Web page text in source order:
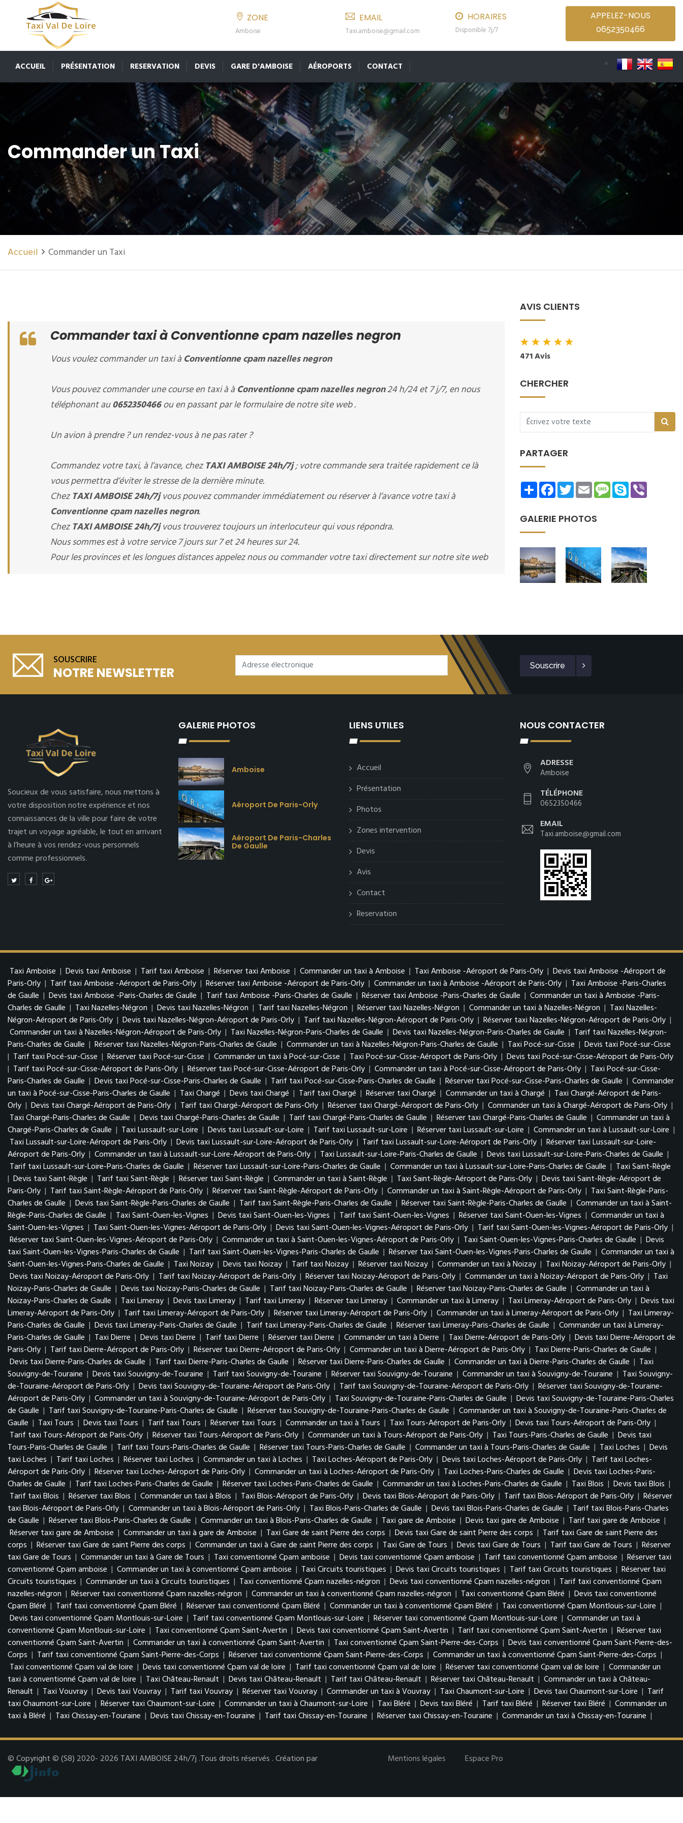
ZONE
Amboise
EMAIL
Taxi.amboise@gmail.com
HORAIRES
Disponible 7j/7
APPELEZ-NOUS
0652350466
ACCUEIL PRÉSENTATION RESERVATION DEVIS GARE D'AMBOISE AÉROPORTS CONTACT
Commander un Taxi
Accueil Commander un Taxi
Commander taxi à Conventionne cpam nazelles negron
Vous voulez commander un taxi àConventionne cpam nazelles negron
Vous pouvez commander une course en taxi à àConventionne cpam nazelles negron24 h/24 et 7 j/7, en nous
téléphonant au0652350466ou en passant par le formulaire de notre site web .
Un avion à prendre ? un rendez-vous à ne pas rater ?
Commandez votre taxi, à l’avance, chezTAXI AMBOISE 24h/7j; votre commande sera traitée rapidement ce là
vous permettra d’éviter le stresse de la dernière minute.
ChezTAXI AMBOISE 24h/7jvous pouvez commander immédiatement ou réserver à l’avance votre taxi à
Conventionne cpam nazelles negron.
ChezTAXI AMBOISE 24h/7jvous trouverez toujours un interlocuteur qui vous répondra.
Nous sommes est à votre service 7 jours sur 7 et 24 heures sur 24.
Pour les provinces et les longues distances appelez nous ou commander votre taxi directement sur notre site web
AVIS CLIENTS
★★★★★
471 Avis
CHERCHER
PARTAGER
ShareFacebookTwitterEmailMessage
Skype
GALERIE PHOTOS
SOUSCRIRE
NOTRE NEWSLETTER Souscrire
Soucieux de vous satisfaire, nous mettons à
votre disposition notre expérience et nos
connaissances de la ville pour faire de votre
trajet un voyage agréable, le tout en arrivant
à l’heure à vos rendez-vous personnels
comme professionnels.
GALERIE PHOTOS
Amboise
Aéroport De Paris-Orly
Aéroport De Paris-Charles
De Gaulle
LIENS UTILES
Accueil
Présentation
Photos
Zones intervention
Devis
Avis
Contact
Reservation
NOUS CONTACTER
ADRESSE
Amboise
TÉLÉPHONE
0652350466
EMAIL
Taxi.amboise@gmail.com
Taxi Amboise | Devis taxi Amboise | Tarif taxi Amboise | Réserver taxi Amboise | Commander un taxi à Amboise | Taxi Amboise -Aéroport de Paris-Orly | Devis taxi Amboise -Aéroport de
Paris-Orly | Tarif taxi Amboise -Aéroport de Paris-Orly | Réserver taxi Amboise -Aéroport de Paris-Orly | Commander un taxi à Amboise -Aéroport de Paris-Orly | Taxi Amboise -Paris-Charles
de Gaulle | Devis taxi Amboise -Paris-Charles de Gaulle | Tarif taxi Amboise -Paris-Charles de Gaulle | Réserver taxi Amboise -Paris-Charles de Gaulle | Commander un taxi à Amboise -Paris-
Charles de Gaulle | Taxi Nazelles-Négron | Devis taxi Nazelles-Négron | Tarif taxi Nazelles-Négron | Réserver taxi Nazelles-Négron | Commander un taxi à Nazelles-Négron | Taxi Nazelles-
Négron-Aéroport de Paris-Orly | Devis taxi Nazelles-Négron-Aéroport de Paris-Orly | Tarif taxi Nazelles-Négron-Aéroport de Paris-Orly | Réserver taxi Nazelles-Négron-Aéroport de Paris-Orly |
Commander un taxi à Nazelles-Négron-Aéroport de Paris-Orly | Taxi Nazelles-Négron-Paris-Charles de Gaulle | Devis taxi Nazelles-Négron-Paris-Charles de Gaulle | Tarif taxi Nazelles-Négron-
Paris-Charles de Gaulle | Réserver taxi Nazelles-Négron-Paris-Charles de Gaulle | Commander un taxi à Nazelles-Négron-Paris-Charles de Gaulle | Taxi Pocé-sur-Cisse | Devis taxi Pocé-sur-Cisse
| Tarif taxi Pocé-sur-Cisse | Réserver taxi Pocé-sur-Cisse | Commander un taxi à Pocé-sur-Cisse | Taxi Pocé-sur-Cisse-Aéroport de Paris-Orly | Devis taxi Pocé-sur-Cisse-Aéroport de Paris-Orly
| Tarif taxi Pocé-sur-Cisse-Aéroport de Paris-Orly | Réserver taxi Pocé-sur-Cisse-Aéroport de Paris-Orly | Commander un taxi à Pocé-sur-Cisse-Aéroport de Paris-Orly | Taxi Pocé-sur-Cisse-
Paris-Charles de Gaulle | Devis taxi Pocé-sur-Cisse-Paris-Charles de Gaulle | Tarif taxi Pocé-sur-Cisse-Paris-Charles de Gaulle | Réserver taxi Pocé-sur-Cisse-Paris-Charles de Gaulle | Commander
un taxi à Pocé-sur-Cisse-Paris-Charles de Gaulle | Taxi Chargé | Devis taxi Chargé | Tarif taxi Chargé | Réserver taxi Chargé | Commander un taxi à Chargé | Taxi Chargé-Aéroport de Paris-
Orly | Devis taxi Chargé-Aéroport de Paris-Orly | Tarif taxi Chargé-Aéroport de Paris-Orly | Réserver taxi Chargé-Aéroport de Paris-Orly | Commander un taxi à Chargé-Aéroport de Paris-Orly |
Taxi Chargé-Paris-Charles de Gaulle | Devis taxi Chargé-Paris-Charles de Gaulle | Tarif taxi Chargé-Paris-Charles de Gaulle | Réserver taxi Chargé-Paris-Charles de Gaulle | Commander un taxi à
Chargé-Paris-Charles de Gaulle | Taxi Lussault-sur-Loire | Devis taxi Lussault-sur-Loire | Tarif taxi Lussault-sur-Loire | Réserver taxi Lussault-sur-Loire | Commander un taxi à Lussault-sur-Loire |
Taxi Lussault-sur-Loire-Aéroport de Paris-Orly | Devis taxi Lussault-sur-Loire-Aéroport de Paris-Orly | Tarif taxi Lussault-sur-Loire-Aéroport de Paris-Orly | Réserver taxi Lussault-sur-Loire-
Aéroport de Paris-Orly | Commander un taxi à Lussault-sur-Loire-Aéroport de Paris-Orly | Taxi Lussault-sur-Loire-Paris-Charles de Gaulle | Devis taxi Lussault-sur-Loire-Paris-Charles de Gaulle |
Tarif taxi Lussault-sur-Loire-Paris-Charles de Gaulle | Réserver taxi Lussault-sur-Loire-Paris-Charles de Gaulle | Commander un taxi à Lussault-sur-Loire-Paris-Charles de Gaulle | Taxi Saint-Règle
| Devis taxi Saint-Règle | Tarif taxi Saint-Règle | Réserver taxi Saint-Règle | Commander un taxi à Saint-Règle | Taxi Saint-Règle-Aéroport de Paris-Orly | Devis taxi Saint-Règle-Aéroport de
Paris-Orly | Tarif taxi Saint-Règle-Aéroport de Paris-Orly | Réserver taxi Saint-Règle-Aéroport de Paris-Orly | Commander un taxi à Saint-Règle-Aéroport de Paris-Orly | Taxi Saint-Règle-Paris-
Charles de Gaulle | Devis taxi Saint-Règle-Paris-Charles de Gaulle | Tarif taxi Saint-Règle-Paris-Charles de Gaulle | Réserver taxi Saint-Règle-Paris-Charles de Gaulle | Commander un taxi à Saint-
Règle-Paris-Charles de Gaulle | Taxi Saint-Ouen-les-Vignes | Devis taxi Saint-Ouen-les-Vignes | Tarif taxi Saint-Ouen-les-Vignes | Réserver taxi Saint-Ouen-les-Vignes | Commander un taxi à
Saint-Ouen-les-Vignes | Taxi Saint-Ouen-les-Vignes-Aéroport de Paris-Orly | Devis taxi Saint-Ouen-les-Vignes-Aéroport de Paris-Orly | Tarif taxi Saint-Ouen-les-Vignes-Aéroport de Paris-Orly |
Réserver taxi Saint-Ouen-les-Vignes-Aéroport de Paris-Orly | Commander un taxi à Saint-Ouen-les-Vignes-Aéroport de Paris-Orly | Taxi Saint-Ouen-les-Vignes-Paris-Charles de Gaulle | Devis
taxi Saint-Ouen-les-Vignes-Paris-Charles de Gaulle | Tarif taxi Saint-Ouen-les-Vignes-Paris-Charles de Gaulle | Réserver taxi Saint-Ouen-les-Vignes-Paris-Charles de Gaulle | Commander un taxi à
Saint-Ouen-les-Vignes-Paris-Charles de Gaulle | Taxi Noizay | Devis taxi Noizay | Tarif taxi Noizay | Réserver taxi Noizay | Commander un taxi à Noizay | Taxi Noizay-Aéroport de Paris-Orly |
Devis taxi Noizay-Aéroport de Paris-Orly | Tarif taxi Noizay-Aéroport de Paris-Orly | Réserver taxi Noizay-Aéroport de Paris-Orly | Commander un taxi à Noizay-Aéroport de Paris-Orly | Taxi
Noizay-Paris-Charles de Gaulle | Devis taxi Noizay-Paris-Charles de Gaulle | Tarif taxi Noizay-Paris-Charles de Gaulle | Réserver taxi Noizay-Paris-Charles de Gaulle | Commander un taxi à
Noizay-Paris-Charles de Gaulle | Taxi Limeray | Devis taxi Limeray | Tarif taxi Limeray | Réserver taxi Limeray | Commander un taxi à Limeray | Taxi Limeray-Aéroport de Paris-Orly | Devis taxi
Limeray-Aéroport de Paris-Orly | Tarif taxi Limeray-Aéroport de Paris-Orly | Réserver taxi Limeray-Aéroport de Paris-Orly | Commander un taxi à Limeray-Aéroport de Paris-Orly | Taxi Limeray-
Paris-Charles de Gaulle | Devis taxi Limeray-Paris-Charles de Gaulle | Tarif taxi Limeray-Paris-Charles de Gaulle | Réserver taxi Limeray-Paris-Charles de Gaulle | Commander un taxi à Limeray-
Paris-Charles de Gaulle | Taxi Dierre | Devis taxi Dierre | Tarif taxi Dierre | Réserver taxi Dierre | Commander un taxi à Dierre | Taxi Dierre-Aéroport de Paris-Orly | Devis taxi Dierre-Aéroport de
Paris-Orly | Tarif taxi Dierre-Aéroport de Paris-Orly | Réserver taxi Dierre-Aéroport de Paris-Orly | Commander un taxi à Dierre-Aéroport de Paris-Orly | Taxi Dierre-Paris-Charles de Gaulle |
Devis taxi Dierre-Paris-Charles de Gaulle | Tarif taxi Dierre-Paris-Charles de Gaulle | Réserver taxi Dierre-Paris-Charles de Gaulle | Commander un taxi à Dierre-Paris-Charles de Gaulle | Taxi
Souvigny-de-Touraine | Devis taxi Souvigny-de-Touraine | Tarif taxi Souvigny-de-Touraine | Réserver taxi Souvigny-de-Touraine | Commander un taxi à Souvigny-de-Touraine | Taxi Souvigny-
de-Touraine-Aéroport de Paris-Orly | Devis taxi Souvigny-de-Touraine-Aéroport de Paris-Orly | Tarif taxi Souvigny-de-Touraine-Aéroport de Paris-Orly | Réserver taxi Souvigny-de-Touraine-
Aéroport de Paris-Orly | Commander un taxi à Souvigny-de-Touraine-Aéroport de Paris-Orly | Taxi Souvigny-de-Touraine-Paris-Charles de Gaulle | Devis taxi Souvigny-de-Touraine-Paris-Charles
de Gaulle | Tarif taxi Souvigny-de-Touraine-Paris-Charles de Gaulle | Réserver taxi Souvigny-de-Touraine-Paris-Charles de Gaulle | Commander un taxi à Souvigny-de-Touraine-Paris-Charles de
Gaulle | Taxi Tours | Devis taxi Tours | Tarif taxi Tours | Réserver taxi Tours | Commander un taxi à Tours | Taxi Tours-Aéroport de Paris-Orly | Devis taxi Tours-Aéroport de Paris-Orly |
Tarif taxi Tours-Aéroport de Paris-Orly | Réserver taxi Tours-Aéroport de Paris-Orly | Commander un taxi à Tours-Aéroport de Paris-Orly | Taxi Tours-Paris-Charles de Gaulle | Devis taxi
Tours-Paris-Charles de Gaulle | Tarif taxi Tours-Paris-Charles de Gaulle | Réserver taxi Tours-Paris-Charles de Gaulle | Commander un taxi à Tours-Paris-Charles de Gaulle | Taxi Loches | Devis
taxi Loches | Tarif taxi Loches | Réserver taxi Loches | Commander un taxi à Loches | Taxi Loches-Aéroport de Paris-Orly | Devis taxi Loches-Aéroport de Paris-Orly | Tarif taxi Loches-
Aéroport de Paris-Orly | Réserver taxi Loches-Aéroport de Paris-Orly | Commander un taxi à Loches-Aéroport de Paris-Orly | Taxi Loches-Paris-Charles de Gaulle | Devis taxi Loches-Paris-
Charles de Gaulle | Tarif taxi Loches-Paris-Charles de Gaulle | Réserver taxi Loches-Paris-Charles de Gaulle | Commander un taxi à Loches-Paris-Charles de Gaulle | Taxi Blois | Devis taxi Blois |
Tarif taxi Blois | Réserver taxi Blois | Commander un taxi à Blois | Taxi Blois-Aéroport de Paris-Orly | Devis taxi Blois-Aéroport de Paris-Orly | Tarif taxi Blois-Aéroport de Paris-Orly | Réserver
taxi Blois-Aéroport de Paris-Orly | Commander un taxi à Blois-Aéroport de Paris-Orly | Taxi Blois-Paris-Charles de Gaulle | Devis taxi Blois-Paris-Charles de Gaulle | Tarif taxi Blois-Paris-Charles
de Gaulle | Réserver taxi Blois-Paris-Charles de Gaulle | Commander un taxi à Blois-Paris-Charles de Gaulle | Taxi gare de Amboise | Devis taxi gare de Amboise | Tarif taxi gare de Amboise |
Réserver taxi gare de Amboise | Commander un taxi à gare de Amboise | Taxi Gare de saint Pierre des corps | Devis taxi Gare de saint Pierre des corps | Tarif taxi Gare de saint Pierre des
corps | Réserver taxi Gare de saint Pierre des corps | Commander un taxi à Gare de saint Pierre des corps | Taxi Gare de Tours | Devis taxi Gare de Tours | Tarif taxi Gare de Tours | Réserver
taxi Gare de Tours | Commander un taxi à Gare de Tours | Taxi conventionné Cpam amboise | Devis taxi conventionné Cpam amboise | Tarif taxi conventionné Cpam amboise | Réserver taxi
conventionné Cpam amboise | Commander un taxi à conventionné Cpam amboise | Taxi Circuits touristiques | Devis taxi Circuits touristiques | Tarif taxi Circuits touristiques | Réserver taxi
Circuits touristiques | Commander un taxi à Circuits touristiques | Taxi conventionné Cpam nazelles-négron | Devis taxi conventionné Cpam nazelles-négron | Tarif taxi conventionné Cpam
nazelles-négron | Réserver taxi conventionné Cpam nazelles-négron | Commander un taxi à conventionné Cpam nazelles-négron | Taxi conventionné Cpam Bléré | Devis taxi conventionné
Cpam Bléré | Tarif taxi conventionné Cpam Bléré | Réserver taxi conventionné Cpam Bléré | Commander un taxi à conventionné Cpam Bléré | Taxi conventionné Cpam Montlouis-sur-Loire |
Devis taxi conventionné Cpam Montlouis-sur-Loire | Tarif taxi conventionné Cpam Montlouis-sur-Loire | Réserver taxi conventionné Cpam Montlouis-sur-Loire | Commander un taxi à
conventionné Cpam Montlouis-sur-Loire | Taxi conventionné Cpam Saint-Avertin | Devis taxi conventionné Cpam Saint-Avertin | Tarif taxi conventionné Cpam Saint-Avertin | Réserver taxi
conventionné Cpam Saint-Avertin | Commander un taxi à conventionné Cpam Saint-Avertin | Taxi conventionné Cpam Saint-Pierre-des-Corps | Devis taxi conventionné Cpam Saint-Pierre-des-
Corps | Tarif taxi conventionné Cpam Saint-Pierre-des-Corps | Réserver taxi conventionné Cpam Saint-Pierre-des-Corps | Commander un taxi à conventionné Cpam Saint-Pierre-des-Corps |
Taxi conventionné Cpam val de loire | Devis taxi conventionné Cpam val de loire | Tarif taxi conventionné Cpam val de loire | Réserver taxi conventionné Cpam val de loire | Commander un
taxi à conventionné Cpam val de loire | Taxi Château-Renault | Devis taxi Château-Renault | Tarif taxi Château-Renault | Réserver taxi Château-Renault | Commander un taxi à Château-
Renault | Taxi Vouvray | Devis taxi Vouvray | Tarif taxi Vouvray | Réserver taxi Vouvray | Commander un taxi à Vouvray | Taxi Chaumont-sur-Loire | Devis taxi Chaumont-sur-Loire | Tarif
taxi Chaumont-sur-Loire | Réserver taxi Chaumont-sur-Loire | Commander un taxi à Chaumont-sur-Loire | Taxi Bléré | Devis taxi Bléré | Tarif taxi Bléré | Réserver taxi Bléré | Commander un
taxi à Bléré | Taxi Chissay-en-Touraine | Devis taxi Chissay-en-Touraine | Tarif taxi Chissay-en-Touraine | Réserver taxi Chissay-en-Touraine | Commander un taxi à Chissay-en-Touraine |
© Copyright © (S8) 2020- 2026 TAXI AMBOISE 24h/7j .Tous droits réservés . Création par Mentions légales Espace Pro